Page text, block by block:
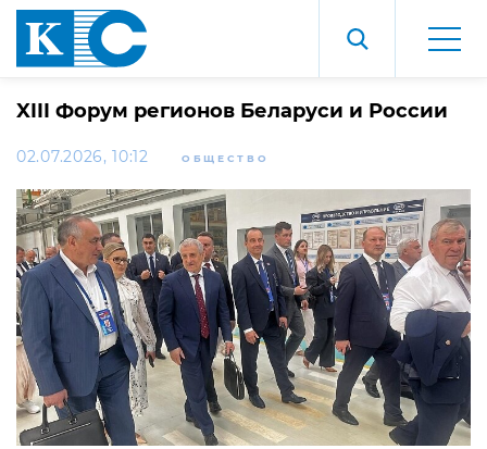
XIII Форум регионов Беларуси и России
02.07.2026, 10:12 ОБЩЕСТВО